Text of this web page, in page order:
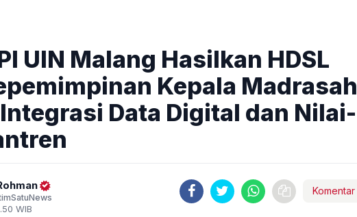
UIN Malang Hasilkan HDSL
Kepala Madrasah
Data Digital dan Nilai-
WIB
Komentar